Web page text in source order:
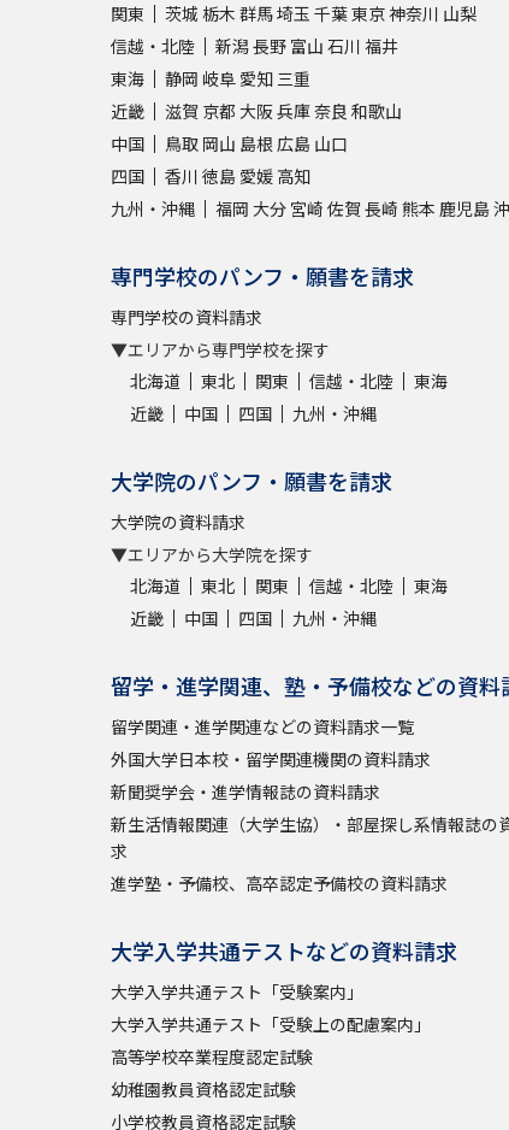
関東
茨城 栃木 群馬埼玉 千葉東京神奈川 山梨
信越・北陸
新潟長野 富山 石川 福井
東海
静岡 岐阜 愛知 三重
近畿
滋賀 京都 大阪兵庫奈良 和歌山
中国
鳥取 岡山 島根 広島 山口
四国
香川 徳島 愛媛 高知
九州・沖縄
福岡 大分 宮崎 佐賀 長崎 熊本 鹿児島
専門学校のパンフ・願書を請求
専門学校の資料請求
▼エリアから専門学校を探す
北海道
東北 関東 信越・北陸
東海
近畿
中国 四国 九州・沖縄
大学院のパンフ・願書を請求
大学院の資料請求
▼エリアから大学院を探す
北海道
東北 関東 信越・北陸
東海
近畿
中国 四国 九州・沖縄
留学・進学関連、塾・予備校などの資料
留学関連・進学関連などの資料請求一覧
外国大学日本校・留学関連機関の資料請求
新聞奨学会・進学情報誌の資料請求
新生活情報関連（大学生協）・部屋探し系情報誌の
求
進学塾・予備校、高卒認定予備校の資料請求
大学入学共通テストなどの資料請求
大学入学共通テスト「受験案内」
大学入学共通テスト「受験上の配慮案内」
高等学校卒業程度認定試験
幼稚園教員資格認定試験
小学校教員資格認定試験